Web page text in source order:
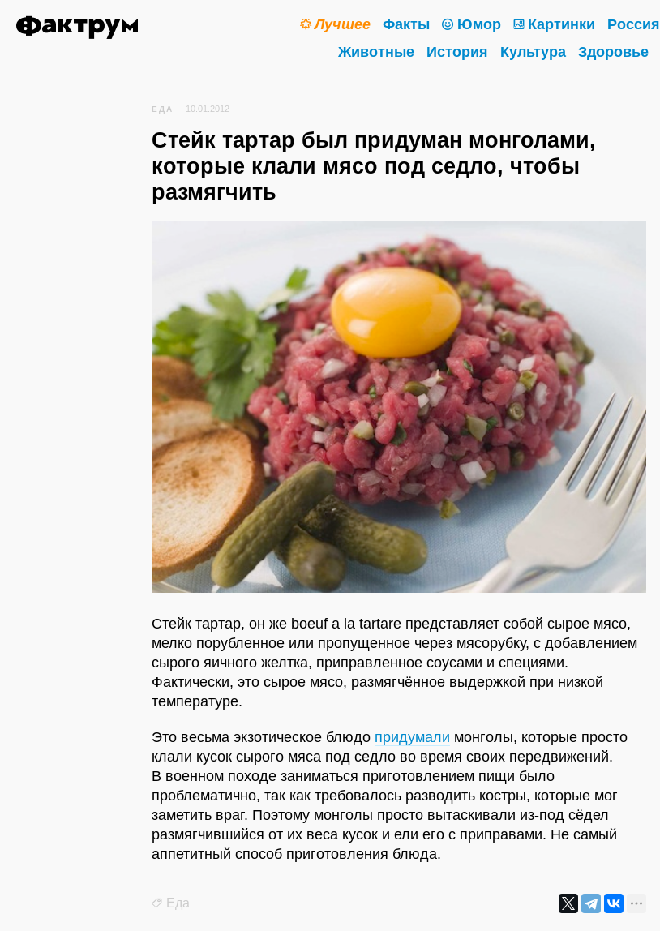
Лучшее Факты Юмор Картинки Россия
Животные
История Культура Здоровье
ЕДА 10.01.2012
Стейк тартар был придуман монголами,
которые клали мясо под седло, чтобы
размягчить
Стейк тартар, он же boeuf a la tartare представляет собой сырое мясо,
мелко порубленное или пропущенное через мясорубку, с добавлением
сырого яичного желтка, приправленное соусами и специями.
Фактически, это сырое мясо, размягчённое выдержкой при низкой
температуре.
Это весьма экзотическое блюдо придумали монголы, которые просто
клали кусок сырого мяса под седло во время своих передвижений.
В военном походе заниматься приготовлением пищи было
проблематично, так как требовалось разводить костры, которые мог
заметить враг. Поэтому монголы просто вытаскивали из-под сёдел
размягчившийся от их веса кусок и ели его с приправами. Не самый
аппетитный способ приготовления блюда.
Еда